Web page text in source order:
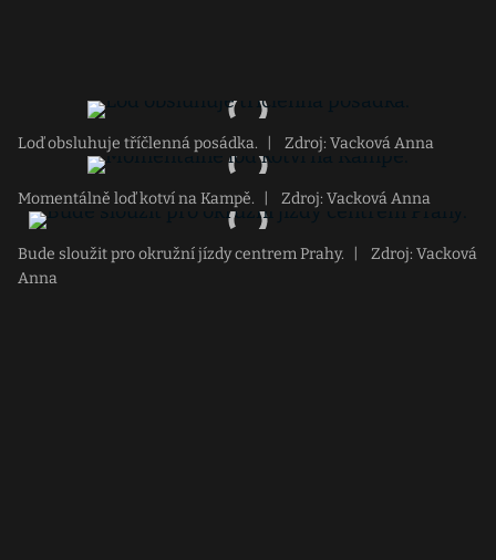
Loď obsluhuje tříčlenná posádka. Zdroj: Vacková Anna
Momentálně loď kotví na Kampě. Zdroj: Vacková Anna
Bude sloužit pro okružní jízdy centrem Prahy.
Zdroj: Vacková
Anna